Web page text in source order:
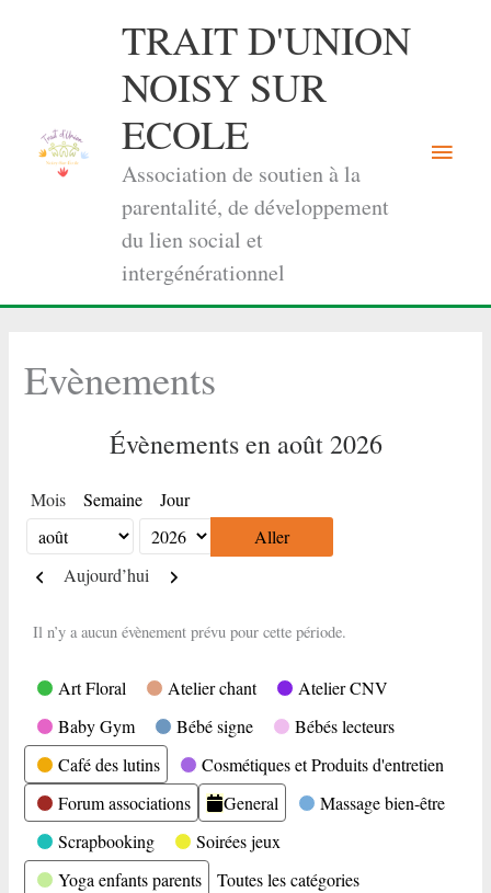
TRAIT D'UNION
NOISY SUR
ECOLE
Association de soutien à la
parentalité, de développement
du lien social et
intergénérationnel
Menu
Evènements
Évènements en août 2026
Mois Semaine Jour
Mois
Année
Précédent
Aujourd’hui Suivant
Il n’y a aucun évènement prévu pour cette période.
Catégories
Art Floral Atelier chant
Atelier CNV
Baby Gym
Bébé signe
Bébés lecteurs
Café des lutins
Cosmétiques et Produits d'entretien
Forum associations
General
Massage bien-être
Scrapbooking
Soirées jeux
Yoga enfants parents
Toutes les catégories